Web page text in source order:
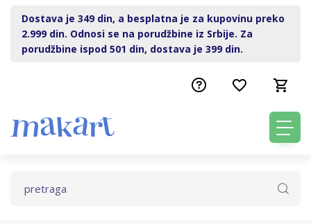
Dostava je 349 din, a besplatna je za kupovinu preko
2.999 din. Odnosi se na porudžbine iz Srbije. Za
porudžbine ispod 501 din, dostava je 399 din.